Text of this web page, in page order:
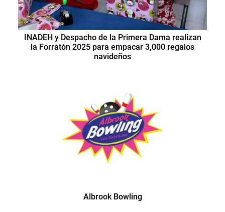
INADEH y Despacho de la Primera Dama realizan
la Forratón 2025 para empacar 3,000 regalos
navideños
Albrook Bowling